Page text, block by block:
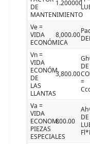
DE
MANTENIMIENTO
1.200000
Ve =
VIDA
ECONÓMICA
8,000.00
Vn =
VIDA
ECONÓM.
DE
LAS
LLANTAS
3,800.00
DE
=
Va =
VIDA
ECONOM.
PIEZAS
ESPECIALES
800.00
DE